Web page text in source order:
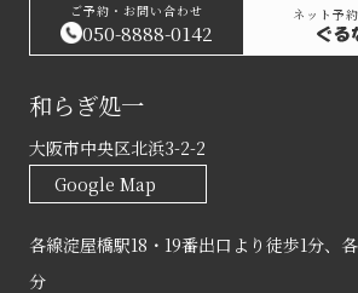
ご予約・お問い合わせ
050-8888-0142
ネット予
和らぎ処一
大阪市中央区北浜3-2-2
Google Map
各線淀屋橋駅18・19番出口より徒歩1分、
分